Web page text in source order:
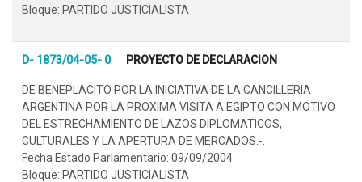
Bloque: PARTIDO JUSTICIALISTA
D- 1873/04-05- 0 PROYECTO DE DECLARACION
DE BENEPLACITO POR LA INICIATIVA DE LA CANCILLERIA
ARGENTINA POR LA PROXIMA VISITA A EGIPTO CON MOTIVO
DEL ESTRECHAMIENTO DE LAZOS DIPLOMATICOS,
CULTURALES Y LA APERTURA DE MERCADOS.-.
Fecha Estado Parlamentario: 09/09/2004
Bloque: PARTIDO JUSTICIALISTA